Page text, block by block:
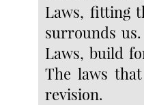
Laws, fitting
surrounds
Laws, build
The laws
revision.